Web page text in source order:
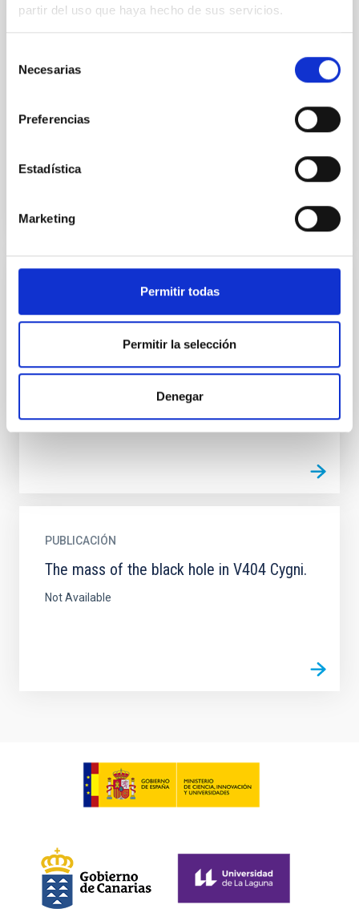
partir del uso que haya hecho de sus servicios.
Necesarias
Preferencias
Estadística
Marketing
Permitir todas
Permitir la selección
Denegar
PUBLICACIÓN
the Solar System
continuing to increase. More than 30,000 asteroids
have been discovered by 1996, and about 7,000 have
The mass of the black hole in GS 2000+25
The authors report the first infrared light curve of GS
ellipsoidal modulations of the secondary star, the...
PUBLICACIÓN
The mass of the black hole in V404 Cygni.
Not Available